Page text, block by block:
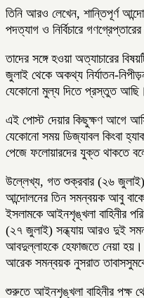
তিনি আরও লেখেন, শান্তিপূর্ণ
পদত্যাগ ও নির্বিচারে
তাদের সঙ্গে হওয়া অত্যাচারের
জুলাই থেকে অকথ্য নির্যাতন-
যেকোনো মুল্য দিতে প্রস্তুত আছি।
এই পোস্ট দেয়ার কিছুক্ষণ আগে
যেকোনো সময় ডিজ্যাবল কিংবা
পেজে ফলোয়ারদের যুক্ত থাকতে
উল্লেখ্য, গত শুক্রবার (২৬ জুলাই)
আন্দোলনের তিন সমন্বয়ক আবু
ইসলামকে আইনশৃঙ্খলা বাহিনীর
(২৭ জুলাই) সন্ধ্যায় আরও দুই
আবদুল্লাহকে হেফাজতে নেয়া
আরেক সমন্বয়ক নুসরাত
শুরুতে আইনশৃঙ্খলা বাহিনীর পক্ষ